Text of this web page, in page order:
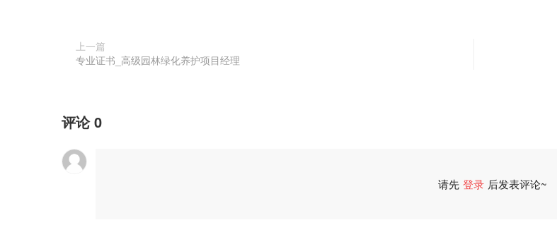
上一篇
专业证书_高级园林绿化养护项目经理
评论0
请先 登录 后发表评论~